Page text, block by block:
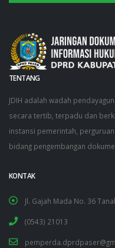
TENTANG
JDIH adalah wadah
secara tertib, terpadu dan
instansi pemerintah,
bidang pengembangan
KONTAK
Jl. Gajah Mada No. 36
(0543) 21013